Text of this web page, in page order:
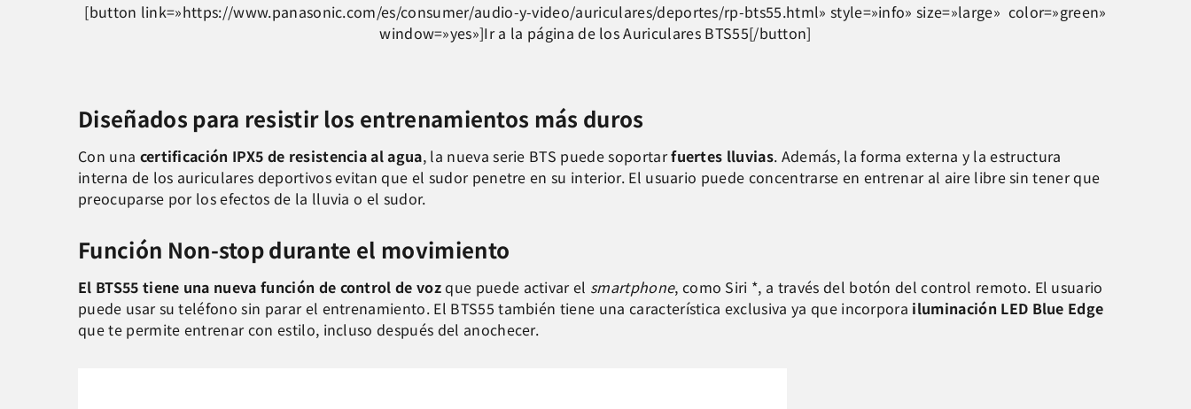
[button link=»https://www.panasonic.com/es/consumer/audio-y-video/auriculares/deportes/rp-bts55.html» style=»info» size=»large» color=»green»
window=»yes»]Ir a la página de los Auriculares BTS55[/button]
Diseñados para resistir los entrenamientos más duros
Con una certificación IPX5 de resistencia al agua, la nueva serie BTS puede soportarfuertes lluvias. Además, la forma externa y la estructura
interna de los auriculares deportivos evitan que el sudor penetre en su interior. El usuario puede concentrarse en entrenar al aire libre sin tener que
preocuparse por los efectos de la lluvia o el sudor.
Función Non-stop durante el movimiento
El BTS55 tiene una nueva función de control de vozque puede activar el smartphone, como Siri *, a través del botón del control remoto. El usuario
puede usar su teléfono sin parar el entrenamiento. El BTS55 también tiene una característica exclusiva ya que incorpora iluminación LED Blue Edge
que te permite entrenar con estilo, incluso después del anochecer.